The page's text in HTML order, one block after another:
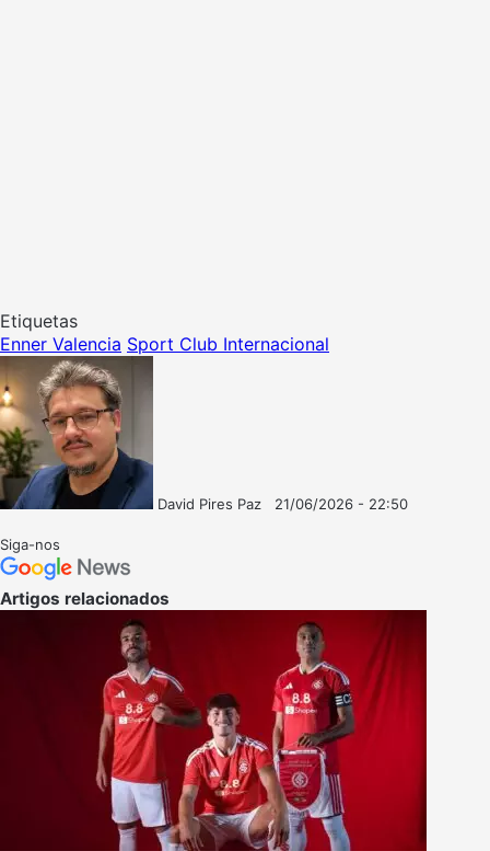
Etiquetas
Enner Valencia Sport Club Internacional
David Pires Paz
21/06/2026 - 22:50
Siga-nos
Artigos relacionados